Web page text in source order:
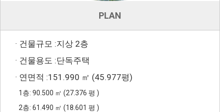
PLAN
· 건물규모 :지상 2층
· 건물용도 :단독주택
· 연면적 :151.990 ㎡ (45.977평)
1층: 90.500 ㎡ (27.376 평 )
2층: 61.490 ㎡ (18.601 평 )